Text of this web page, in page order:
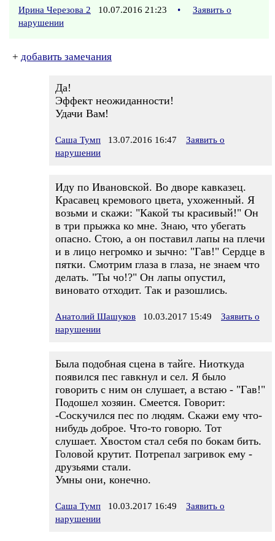
Ирина Черезова 2 10.07.2016 21:23 •
Заявить о
нарушении
+ добавить замечания
Да!
Эффект неожиданности!
Удачи Вам!
Саша Тумп 13.07.2016 16:47
Заявить о
нарушении
Иду по Ивановской. Во дворе кавказец.
Красавец кремового цвета, ухоженный. Я
возьми и скажи: "Какой ты красивый!" Он
в три прыжка ко мне. Знаю, что убегать
опасно. Стою, а он поставил лапы на плечи
и в лицо негромко и зычно: "Гав!" Сердце в
пятки. Смотрим глаза в глаза, не знаем что
делать. "Ты чо!?" Он лапы опустил,
виновато отходит. Так и разошлись.
Анатолий Шашуков 10.03.2017 15:49
Заявить о
нарушении
Была подобная сцена в тайге. Ниоткуда
появился пес гавкнул и сел. Я было
говорить с ним он слушает, а встаю - "Гав!"
Подошел хозяин. Смеется. Говорит:
-Соскучился пес по людям. Скажи ему что-
нибудь доброе. Что-то говорю. Тот
слушает. Хвостом стал себя по бокам бить.
Головой крутит. Потрепал загривок ему -
друзьями стали.
Умны они, конечно.
Саша Тумп 10.03.2017 16:49
Заявить о
нарушении